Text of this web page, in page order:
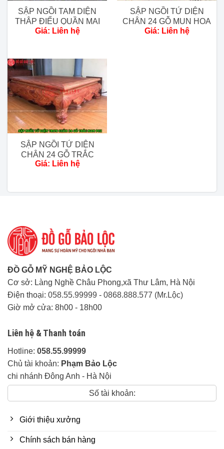
Hàng mới 100%.
Trạng thái:Còn hàng.
phí 20k/1km
Thời gian giao hàng:
động tuỳ khu vực
Về độ dày:
– Khung tranh 10cm.
Cam Kết của Đồ Gỗ Mỹ Nghệ Bảo Lộc:
Đảm Bảo đúng 100% chất lượng gỗ khi
100% + đền bù 10% giá trị tiền hàng.
Chế Độ Bảo Hành:
SẬP NGỒI TAM DIỆN
THẬP ĐIỂU QUẦN MAI
CHÂN 22 GỖ GỤ
Giá: Liên hệ
SẬP NGỒI TỨ DIỆN
CHÂN 24 GỖ MUN HOA
LÀO – MẪU TRƠN
Giá: Liên hệ
SẬP NGỒI TỨ DIỆN
CHÂN 24 GỖ TRẮC
NAM PHI – MẪU TRƠN
Giá: Liên hệ
ĐỒ GỖ MỸ NGHỆ BẢO LỘC
Cơ sở: Làng Nghề Châu Phong,xã Thư Lâm, Hà Nội
Điện thoại: 058.55.99999 - 0868.888.577 (Mr.Lộc)
Giờ mở cửa: 8h00 - 18h00
Liên hệ & Thanh toán
Hotline: 058.55.99999
Chủ tài khoản: Phạm Bảo Lộc
chi nhánh Đông Anh - Hà Nội
Số tài khoản:
Giới thiệu xưởng
Chính sách bán hàng